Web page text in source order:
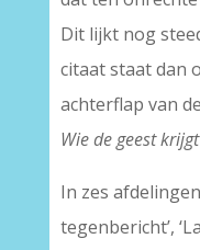
Dit lijkt nog
citaat staat dan
achterflap van
Wie de geest krijgt
In zes afdelingen
tegenbericht’,